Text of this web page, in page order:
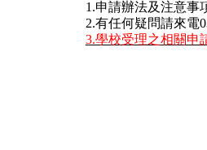
1.申請辦法及注意事
2.有任何疑問請來電
3.學校受理之相關申